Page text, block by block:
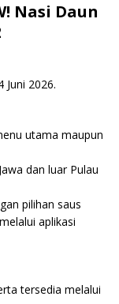
Nasi Daun
Juni 2026.
utama maupun
dan luar Pulau
pilihan saus
aplikasi
tersedia melalui